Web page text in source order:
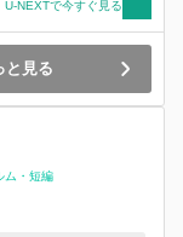
U-NEXTで今すぐ見る
と見る
ム・短編